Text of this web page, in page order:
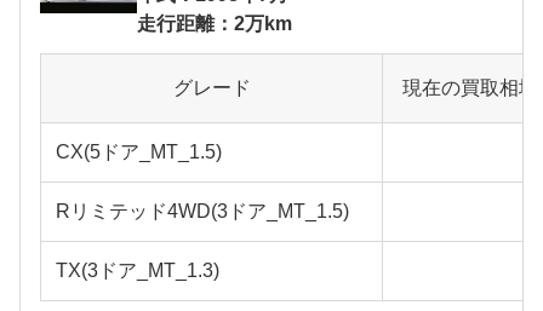
走行距離：2万km
グレード 現在の買取相
CX(5ドア_MT_1.5)
Rリミテッド4WD(3ドア_MT_1.5)
TX(3ドア_MT_1.3)